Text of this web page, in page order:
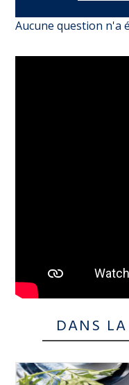
Aucune question n'a
DANS